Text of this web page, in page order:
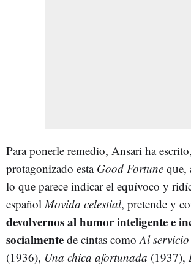
Para ponerle remedio, Ansari ha
protagonizado esta Good Fortune que,
lo que parece indicar el equívoco y
español Movida celestial, pretende y
devolvernos al humor inteligente e
socialmente de cintas como Al
(1936), Una chica afortunada (1937),